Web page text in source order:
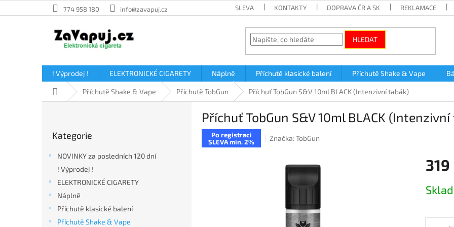
na
774 958 180 info@zavapuj.cz SLEVA KONTAKTY DOPRAVA ČR A SK REKLAMACE
HLEDAT
! Výprodej ! ELEKTRONICKÉ CIGARETY Náplně Příchutě klasické balení Příchutě Shake & Vape
Domů Příchutě Shake & Vape Příchutě TobGun Příchuť TobGun S&V 10ml BLACK (Intenzivní tabák)
kategorie
Kategorie
NOVINKY za posledních 120 dní
! Výprodej !
ELEKTRONICKÉ CIGARETY
Náplně
Příchutě klasické balení
Příchutě Shake & Vape
Příchuť TobGun S&V 10ml BLACK
Po registraci
SLEVA min. 2%
Značka:TobGun
319
cena: